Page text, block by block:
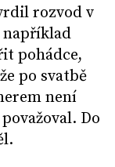
rozvod v
například
pohádce,
po svatbě
není
Do